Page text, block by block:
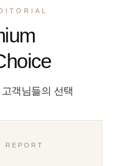
객님들의 선택
REPORT